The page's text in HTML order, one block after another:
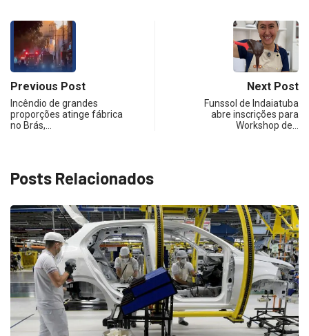
Previous Post
Incêndio de grandes
proporções atinge fábrica
no Brás,…
Next Post
Funssol de Indaiatuba
abre inscrições para
Workshop de…
Posts Relacionados